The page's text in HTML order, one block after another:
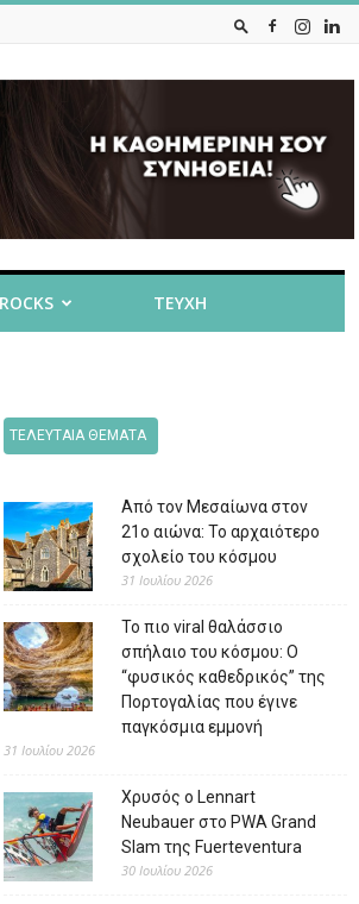
ΤΕΥΧΗ
ΤΕΛΕΥΤΑΙΑ ΘΕΜΑΤΑ
Από τον Μεσαίωνα στον
21ο αιώνα: Το αρχαιότερο
σχολείο του κόσμου
31 Ιουλίου 2026
Το πιο viral θαλάσσιο
σπήλαιο του κόσμου: Ο
“φυσικός καθεδρικός” της
Πορτογαλίας που έγινε
παγκόσμια εμμονή
31 Ιουλίου 2026
Χρυσός ο Lennart
Neubauer στο PWA Grand
Slam της Fuerteventura
30 Ιουλίου 2026